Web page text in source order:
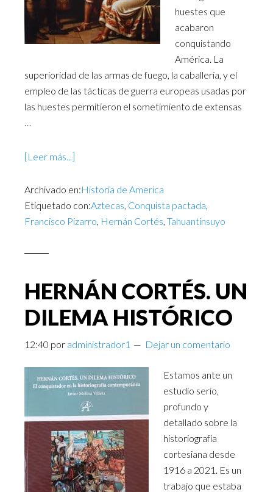
huestes que
acabaron
conquistando
América. La
superioridad de las armas de fuego, la caballería, y el
empleo de las tácticas de guerra europeas usadas por
las huestes permitieron el sometimiento de extensas
…
[Leer más...]
Archivado en:Historia de America
Etiquetado con:Aztecas, Conquista pactada,
Francisco Pizarro, Hernán Cortés, Tahuantinsuyo
HERNÁN CORTÉS. UN
DILEMA HISTÓRICO
12:40 por administrador1 Dejar un comentario
Estamos ante un
estudio serio,
profundo y
detallado sobre la
historiografía
cortesiana desde
1916 a 2021. Es un
trabajo que estaba